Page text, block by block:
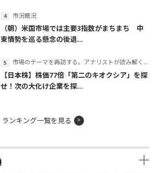
市況概況
（朝）米国市場では主要3指数がまちまち 中
東情勢を巡る懸念の後退...
市場のテーマを再訪する。アナリストが読み解くテーマの本質
【日本株】株価77倍「第二のキオクシア」を探
せ！次の大化け企業を探...
ランキング一覧を見る